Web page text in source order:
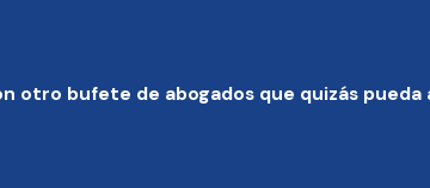
otro bufete de abogados que quizás pueda